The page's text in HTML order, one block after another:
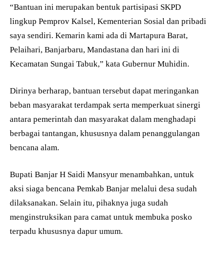
“Bantuan ini merupakan bentuk partisipasi SKPD
lingkup Pemprov Kalsel, Kementerian Sosial dan pribadi
saya sendiri. Kemarin kami ada di Martapura Barat,
Pelaihari, Banjarbaru, Mandastana dan hari ini di
Kecamatan Sungai Tabuk,” kata Gubernur Muhidin.
Dirinya berharap, bantuan tersebut dapat meringankan
beban masyarakat terdampak serta memperkuat sinergi
antara pemerintah dan masyarakat dalam menghadapi
berbagai tantangan, khususnya dalam penanggulangan
bencana alam.
Bupati Banjar H Saidi Mansyur menambahkan, untuk
aksi siaga bencana Pemkab Banjar melalui desa sudah
dilaksanakan. Selain itu, pihaknya juga sudah
menginstruksikan para camat untuk membuka posko
terpadu khususnya dapur umum.